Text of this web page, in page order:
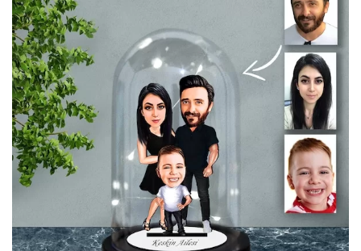
Beni hatırla
Şifremi mi kaybettim?
ANLORD (6)
BAYİLİK (1)
HİLALİN RENKLİ DÜNYASI (0)
MK FOTO (1)
Kampanyalı Ürünler (13)
Karikatür Anahtarlık (14)
Karikatür Erkek Anahtarlık (14)
Karikatür Biblo (289)
Karikatür Aile Biblo (2)
Karikatür Erkek Biblo (127)
Karikatür Kadın Biblo (71)
Karikatür Sevgili Biblo (89)